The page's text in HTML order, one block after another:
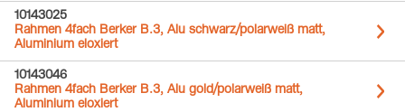
10143025
Rahmen 4fach Berker B.3, Alu schwarz/polarweiß matt,
Aluminium eloxiert
10143046
Rahmen 4fach Berker B.3, Alu gold/polarweiß matt,
Aluminium eloxiert